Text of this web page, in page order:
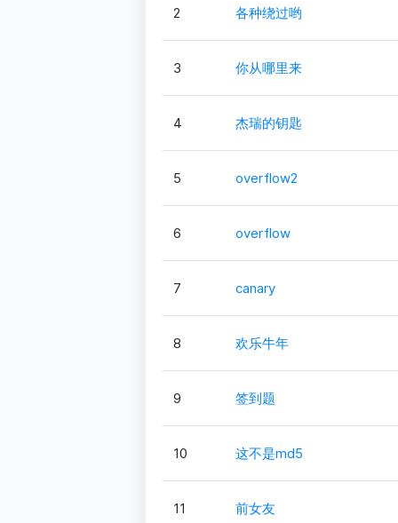
2 各种绕过哟
3 你从哪里来
4 杰瑞的钥匙
5 overflow2
6 overflow
7 canary
8 欢乐牛年
9 签到题
10 这不是md5
11 前女友